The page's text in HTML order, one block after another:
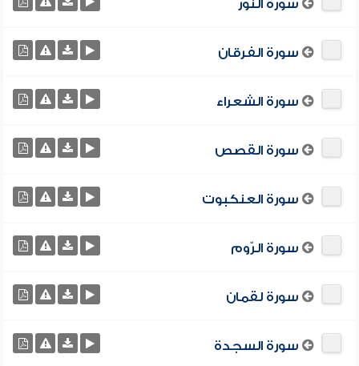
سورة النّور
سورة الفرقان
سورة الشعراء
سورة القصص
سورة العنكبوت
سورة الرّوم
سورة لقمان
سورة السجدة